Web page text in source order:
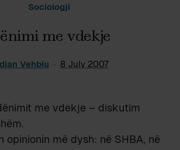
Sociologji
me vdekje
Vehbiu 8 July 2007
me vdekje – diskutim
opinionin më dysh: në SHBA, në